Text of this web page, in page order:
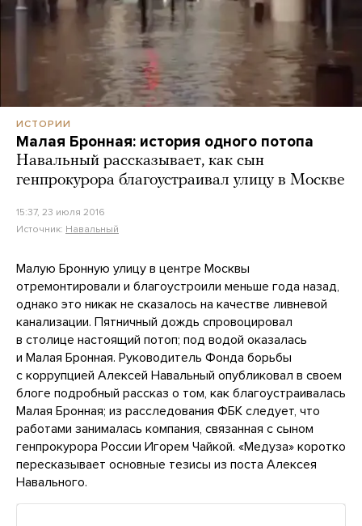
ИСТОРИИ
Малая Бронная: история одного потопа
Навальный рассказывает, как сын
генпрокурора благоустраивал улицу в Москве
15:37, 23 июля 2016
Источник: Навальный
Малую Бронную улицу в центре Москвы
отремонтировали и благоустроили меньше года назад,
однако это никак не сказалось на качестве ливневой
канализации. Пятничный дождь спровоцировал
в столице настоящий потоп; под водой оказалась
и Малая Бронная. Руководитель Фонда борьбы
с коррупцией Алексей Навальный опубликовал в своем
блоге подробный рассказ о том, как благоустраивалась
Малая Бронная; из расследования ФБК следует, что
работами занималась компания, связанная с сыном
генпрокурора России Игорем Чайкой. «Медуза» коротко
пересказывает основные тезисы из поста Алексея
Навального.